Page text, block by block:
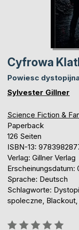
Cyfrowa
Powiesc
Sylvester Gillner
Science Fiction &
Paperback
126 Seiten
ISBN-13:
Verlag: Gillner Verlag
Erscheinungsdatum:
Sprache: Deutsch
Schlagworte:
spoleczne,
Bewertung::